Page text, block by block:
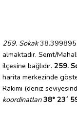
259. Sokak38.399895
almaktadır. Semt/
ilçesine bağlıdır. 259.
harita merkezinde
Rakımı (deniz
koordinatları 38° 23´